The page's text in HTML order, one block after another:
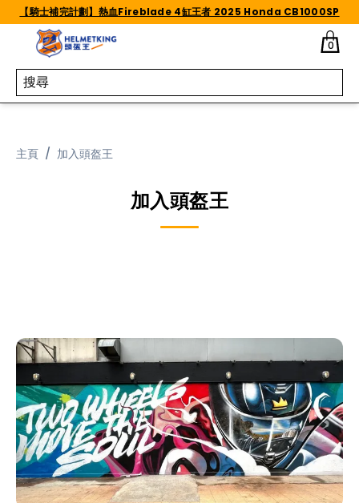
Skip to content
【騎士補完計劃】熱血Fireblade 4缸王者 2025 Honda CB1000SP
0
主頁 / 加入頭盔王
加入頭盔王